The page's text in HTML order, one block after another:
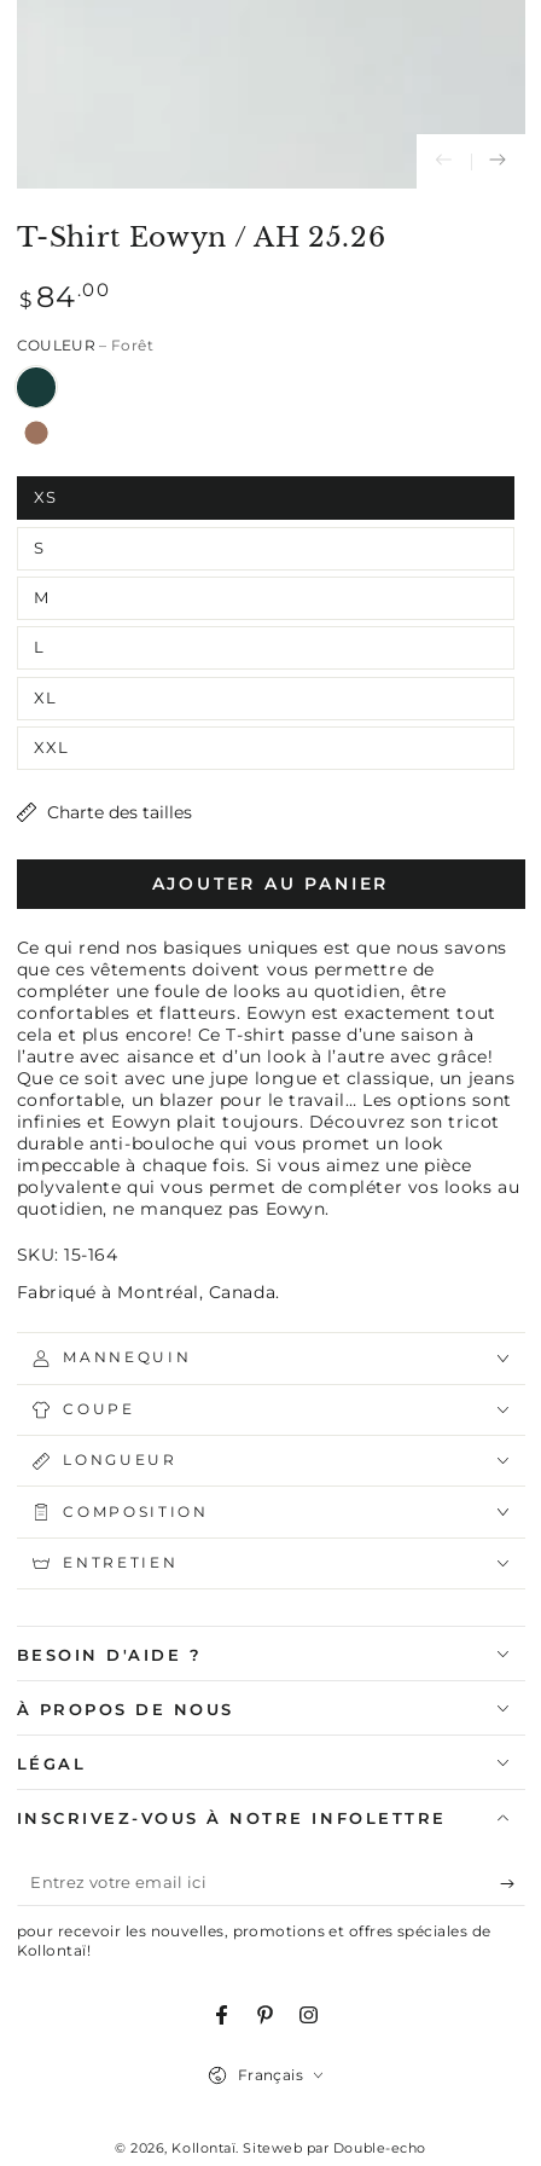
T-Shirt Eowyn / AH 25.26
Prix
normal
$ 84.00
COULEUR– Forêt
XS
S
M
L
XL
XXL
Charte des tailles
AJOUTER AU PANIER
Ce qui rend nos basiques uniques est que nous savons
que ces vêtements doivent vous permettre de
compléter une foule de looks au quotidien, être
confortables et flatteurs. Eowyn est exactement tout
cela et plus encore! Ce T-shirt passe d’une saison à
l’autre avec aisance et d’un look à l’autre avec grâce!
Que ce soit avec une jupe longue et classique, un jeans
confortable, un blazer pour le travail… Les options sont
infinies et Eowyn plait toujours. Découvrez son tricot
durable anti-bouloche qui vous promet un look
impeccable à chaque fois. Si vous aimez une pièce
polyvalente qui vous permet de compléter vos looks au
quotidien, ne manquez pas Eowyn.
SKU: 15-164
Fabriqué à Montréal, Canada.
MANNEQUIN
COUPE
LONGUEUR
COMPOSITION
ENTRETIEN
BESOIN D'AIDE ?
À PROPOS DE NOUS
LÉGAL
INSCRIVEZ-VOUS À NOTRE INFOLETTRE
Entrez
votre
email
pour recevoir les nouvelles, promotions et offres spéciales de
Kollontaï!
FacebookPinterestInstagram
© 2026, Kollontaï.Siteweb par Double-echo
Français